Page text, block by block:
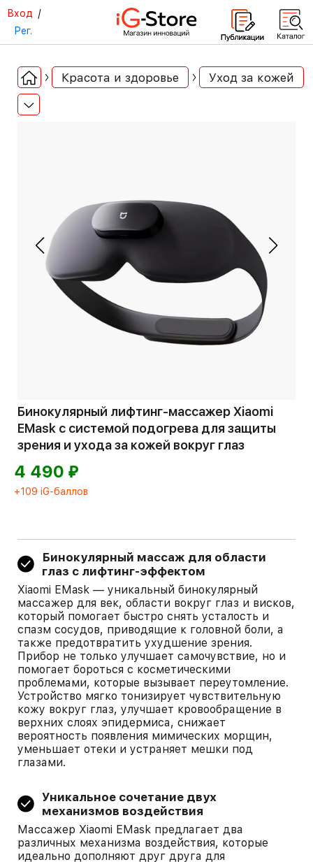
Вход /
Рег.
Красота и здоровье Уход за кожей
Бинокулярный лифтинг-массажер Xiaomi
EMask с системой подогрева для защиты
зрения и ухода за кожей вокруг глаз
4 490 ⃏
+109 iG-баллов
Бинокулярный массаж для области
глаз с лифтинг-эффектом
Xiaomi EMask — уникальный бинокулярный
массажер для век, области вокруг глаз и висков,
который помогает быстро снять усталость и
спазм сосудов, приводящие к головной боли, а
также предотвратить ухудшение зрения.
Прибор не только улучшает самочувствие, но и
помогает бороться с косметическими
проблемами, которые вызывает переутомление.
Устройство мягко тонизирует чувствительную
кожу вокруг глаз, улучшает кровообращение в
верхних слоях эпидермиса, снижает
вероятность появления мимических морщин,
уменьшает отеки и устраняет мешки под
глазами.
Уникальное сочетание двух
механизмов воздействия
Массажер Xiaomi EMask предлагает два
различных механизма воздействия, которые
идеально дополняют друг друга для